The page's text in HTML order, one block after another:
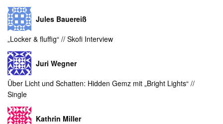
Jules Bauereiß
„Locker & fluffig“ // Skofi Interview
Juri Wegner
Über Licht und Schatten: Hidden Gemz mit „Bright Lights“ //
Single
Kathrin Miller